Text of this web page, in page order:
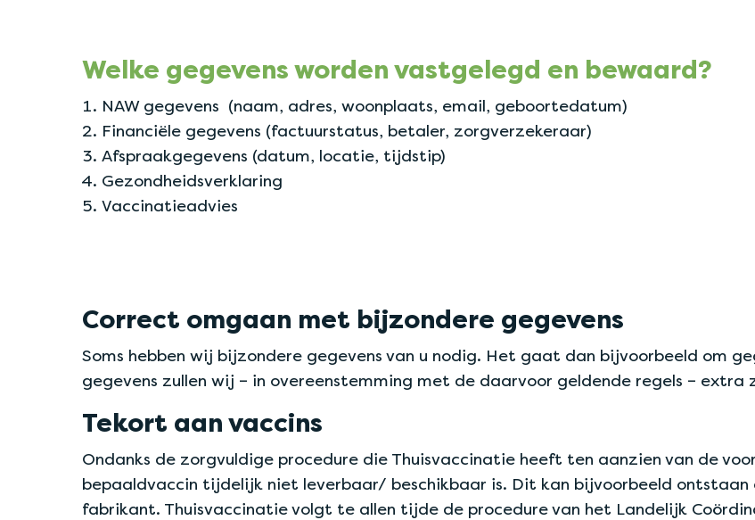
Welke gegevens worden vastgelegd en bewaard?
NAW gegevens (naam, adres, woonplaats, email, geboortedatum)
Financiële gegevens (factuurstatus, betaler, zorgverzekeraar)
Afspraakgegevens (datum, locatie, tijdstip)
Gezondheidsverklaring
Vaccinatieadvies
Correct omgaan met bijzondere gegevens
Soms hebben wij bijzondere gegevens van u nodig. Het gaat dan bijvoorbeeld om
gegevens zullen wij – in overeenstemming met de daarvoor geldende regels – extra
Tekort aan vaccins
Ondanks de zorgvuldige procedure die Thuisvaccinatie heeft ten aanzien van de
bepaaldvaccin tijdelijk niet leverbaar/ beschikbaar is. Dit kan bijvoorbeeld
fabrikant. Thuisvaccinatie volgt te allen tijde de procedure van het Landelijk